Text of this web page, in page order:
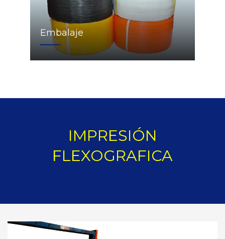
Embalaje
IMPRESIÓN
FLEXOGRAFICA